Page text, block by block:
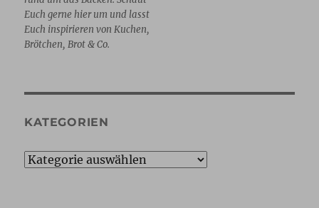
Euch gerne hier um und lasst
Euch inspirieren von Kuchen,
Brötchen, Brot & Co.
KATEGORIEN
Kategorien